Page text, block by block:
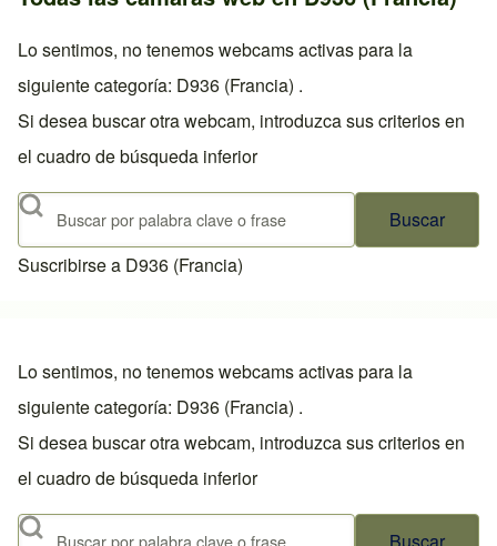
Lo sentimos, no tenemos webcams activas para la
siguiente categoría: D936 (Francia) .
Si desea buscar otra webcam, introduzca sus criterios en
el cuadro de búsqueda inferior
Buscar
Suscribirse a D936 (Francia)
Lo sentimos, no tenemos webcams activas para la
siguiente categoría: D936 (Francia) .
Si desea buscar otra webcam, introduzca sus criterios en
el cuadro de búsqueda inferior
Buscar